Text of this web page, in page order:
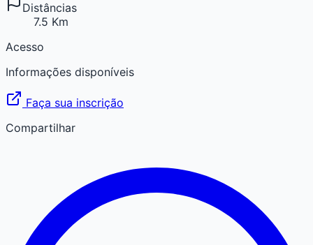
Distâncias
7.5 Km
Acesso
Informações disponíveis
Faça sua inscrição
Compartilhar